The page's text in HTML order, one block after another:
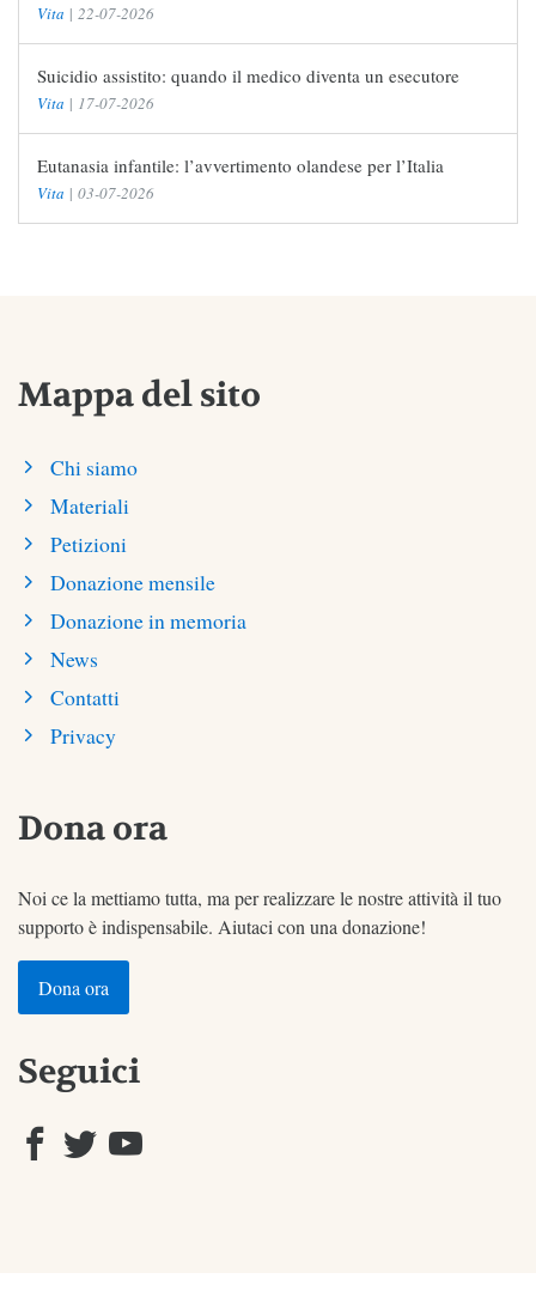
Vita | 22-07-2026
Suicidio assistito: quando il medico diventa un esecutore
Vita | 17-07-2026
Eutanasia infantile: l’avvertimento olandese per l’Italia
Vita | 03-07-2026
Mappa del sito
Chi siamo
Materiali
Petizioni
Donazione mensile
Donazione in memoria
News
Contatti
Privacy
Dona ora
Noi ce la mettiamo tutta, ma per realizzare le nostre attività il tuo
supporto è indispensabile. Aiutaci con una donazione!
Dona ora
Seguici